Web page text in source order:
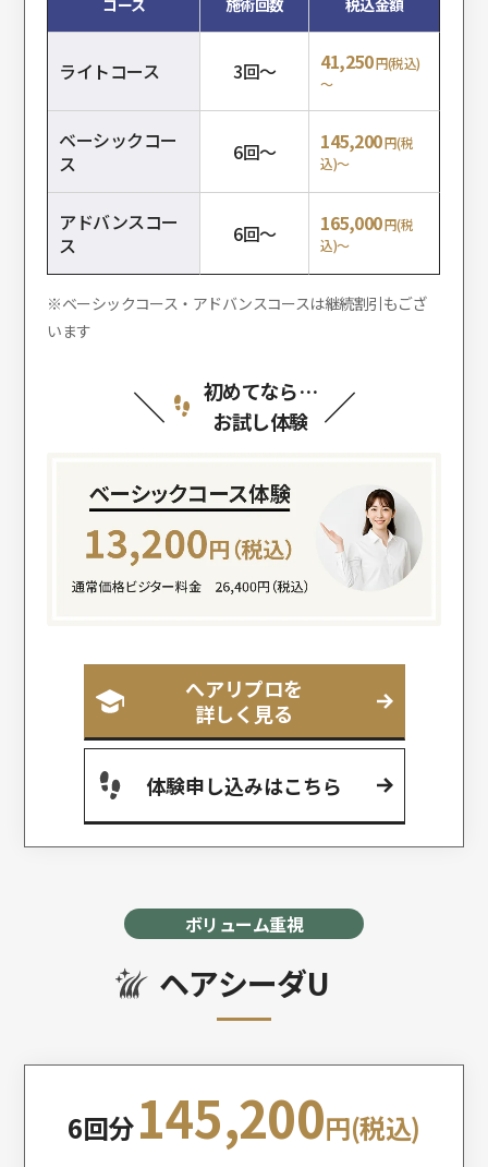
コース 施術回数 税込金額
ライトコース 3回～ 41,250円(税込)
～
ベーシックコー
ス
6回～ 145,200円(税
込)～
アドバンスコー
ス
6回～ 165,000円(税
込)～
※ベーシックコース・アドバンスコースは継続割引もござ
います
初めてなら…
お試し体験
へアリプロを
詳しく見る
体験申し込みはこちら
ボリューム重視
ヘアシーダU
6回分145,200円(税込)